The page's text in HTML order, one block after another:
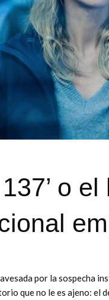
137’ o
por la sospecha
que no le es ajeno: el